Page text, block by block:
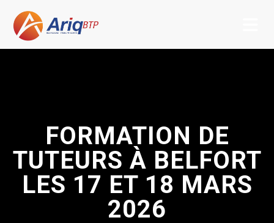
FORMATION DE
TUTEURS À BELFORT
LES 17 ET 18 MARS
2026